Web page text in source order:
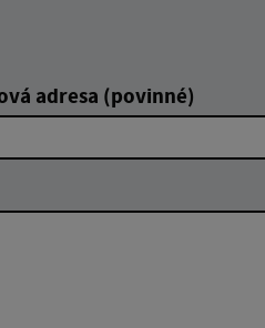
adresa (povinné)